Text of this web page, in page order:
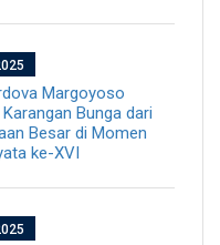
Margoyoso
Bunga dari
Besar di Momen
ke-XVI